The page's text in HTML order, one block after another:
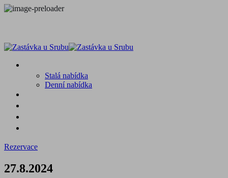
Stalá nabídka
Denní nabídka
Rezervace
27.8.2024